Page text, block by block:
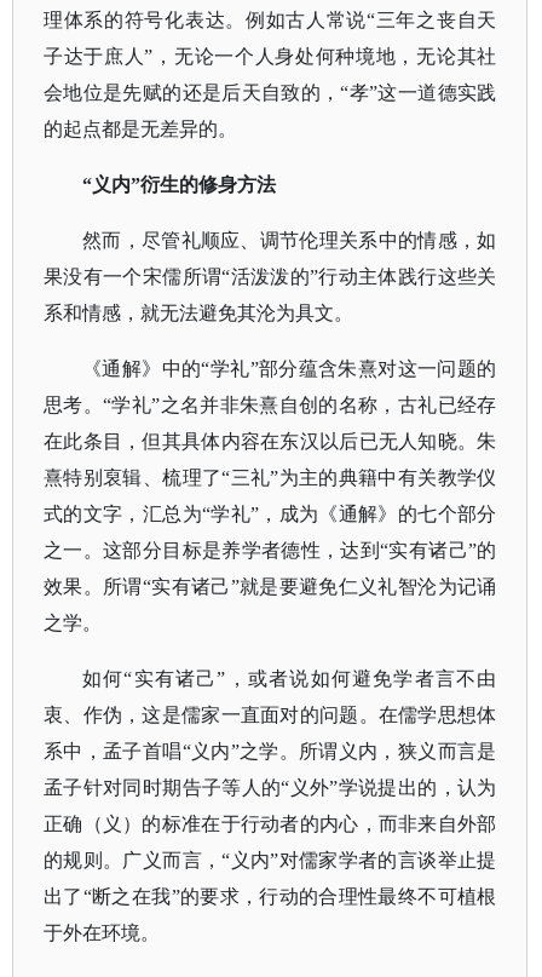
理体系的符号化表达。例如古人常说“三年之丧自天
子达于庶人”，无论一个人身处何种境地，无论其社
会地位是先赋的还是后天自致的，“孝”这一道德实践
的起点都是无差异的。
“义内”衍生的修身方法
然而，尽管礼顺应、调节伦理关系中的情感，如
果没有一个宋儒所谓“活泼泼的”行动主体践行这些关
系和情感，就无法避免其沦为具文。
《通解》中的“学礼”部分蕴含朱熹对这一问题的
思考。“学礼”之名并非朱熹自创的名称，古礼已经存
在此条目，但其具体内容在东汉以后已无人知晓。朱
熹特别裒辑、梳理了“三礼”为主的典籍中有关教学仪
式的文字，汇总为“学礼”，成为《通解》的七个部分
之一。这部分目标是养学者德性，达到“实有诸己”的
效果。所谓“实有诸己”就是要避免仁义礼智沦为记诵
之学。
如何“实有诸己”，或者说如何避免学者言不由
衷、作伪，这是儒家一直面对的问题。在儒学思想体
系中，孟子首唱“义内”之学。所谓义内，狭义而言是
孟子针对同时期告子等人的“义外”学说提出的，认为
正确（义）的标准在于行动者的内心，而非来自外部
的规则。广义而言，“义内”对儒家学者的言谈举止提
出了“断之在我”的要求，行动的合理性最终不可植根
于外在环境。